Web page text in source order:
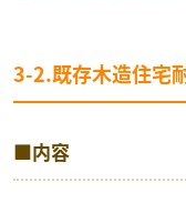
3-2.既存木造住宅
■内容